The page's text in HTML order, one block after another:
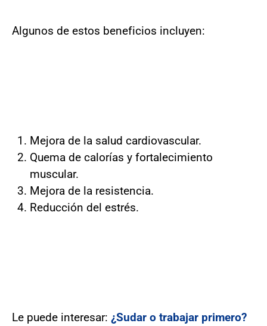
Algunos de estos beneficios incluyen:
Mejora de la salud cardiovascular.
Quema de calorías y fortalecimiento
muscular.
Mejora de la resistencia.
Reducción del estrés.
Le puede interesar: ¿Sudar o trabajar primero?